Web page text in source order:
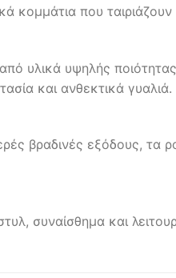
κομμάτια που
υλικά υψηλής
και ανθεκτικά γυαλιά.
βραδινές εξόδους, τα
συναίσθημα και